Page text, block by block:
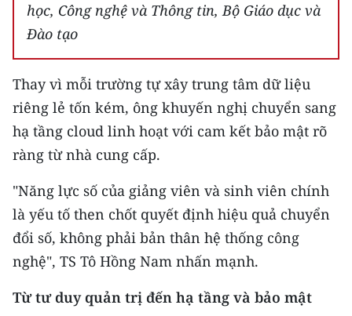
học, Công nghệ và Thông tin, Bộ Giáo dục và
Đào tạo
Thay vì mỗi trường tự xây trung tâm dữ liệu
riêng lẻ tốn kém, ông khuyến nghị chuyển sang
hạ tầng cloud linh hoạt với cam kết bảo mật rõ
ràng từ nhà cung cấp.
"Năng lực số của giảng viên và sinh viên chính
là yếu tố then chốt quyết định hiệu quả chuyển
đổi số, không phải bản thân hệ thống công
nghệ", TS Tô Hồng Nam nhấn mạnh.
Từ tư duy quản trị đến hạ tầng và bảo mật